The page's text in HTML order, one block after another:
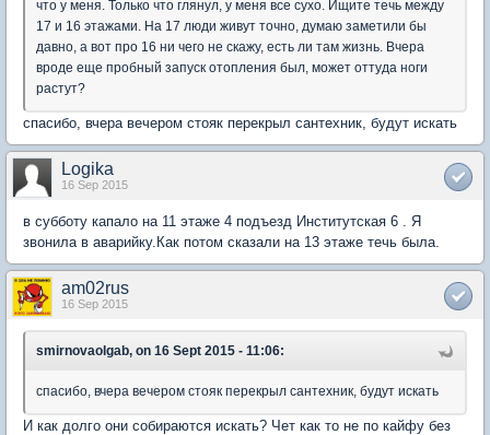
что у меня. Только что глянул, у меня все сухо. Ищите течь между
17 и 16 этажами. На 17 люди живут точно, думаю заметили бы
давно, а вот про 16 ни чего не скажу, есть ли там жизнь. Вчера
вроде еще пробный запуск отопления был, может оттуда ноги
растут?
спасибо, вчера вечером стояк перекрыл сантехник, будут искать
Logika
16 Sep 2015
в субботу капало на 11 этаже 4 подъезд Институтская 6 . Я
звонила в аварийку.Как потом сказали на 13 этаже течь была.
am02rus
16 Sep 2015
smirnovaolgab, on 16 Sept 2015 - 11:06:
спасибо, вчера вечером стояк перекрыл сантехник, будут искать
И как долго они собираются искать? Чет как то не по кайфу без